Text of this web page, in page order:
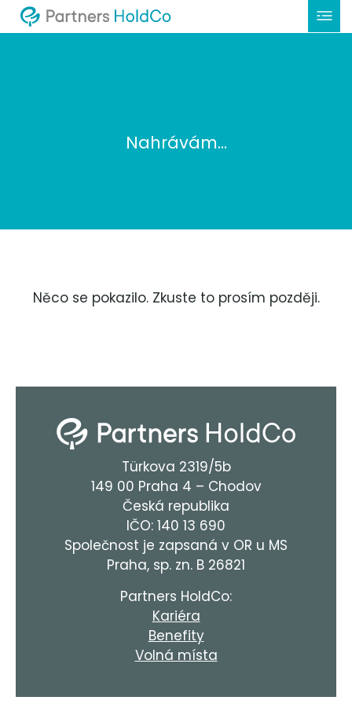
Nahrávám...
Něco se pokazilo. Zkuste to prosím později.
Türkova 2319/5b
149 00 Praha 4 – Chodov
Česká republika
IČO: 140 13 690
Společnost je zapsaná v OR u MS
Praha, sp. zn. B 26821
Partners HoldCo:
Kariéra
Benefity
Volná místa